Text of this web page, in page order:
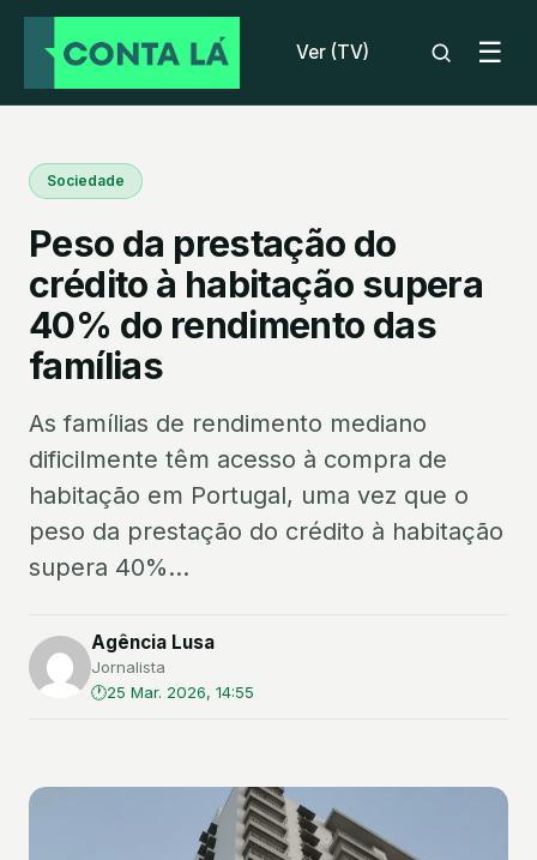
Ver (TV) ☰
Sociedade
Peso da prestação do
crédito à habitação supera
40% do rendimento das
famílias
As famílias de rendimento mediano
dificilmente têm acesso à compra de
habitação em Portugal, uma vez que o
peso da prestação do crédito à habitação
supera 40%...
Agência Lusa
Jornalista
25 Mar. 2026, 14:55